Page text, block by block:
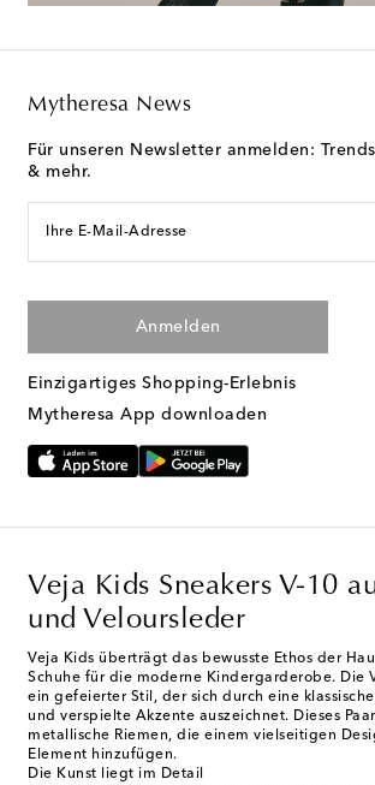
Mytheresa News
Für unseren Newsletter anmelden:
& mehr.
Ihre E-Mail-Adresse
Anmelden
Einzigartiges Shopping-Erlebnis
Mytheresa App downloaden
Veja Kids Sneakers V-10
und Veloursleder
Veja Kids überträgt das bewusste Ethos der
Schuhe für die moderne Kindergarderobe. Die
ein gefeierter Stil, der sich durch eine
und verspielte Akzente auszeichnet. Dieses
metallische Riemen, die einem vielseitigen
Element hinzufügen.
Die Kunst liegt im Detail